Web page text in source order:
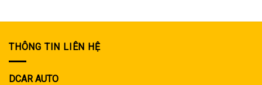
THÔNG TIN LIÊN HỆ
DCAR AUTO